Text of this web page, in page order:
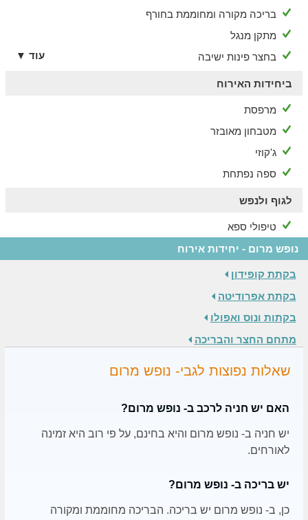
בריכה מקורה ומחוממת בחורף
מתקן מנגל
בחצר פינות ישיבה
עוד ▼
ביחידות האירוח
מרפסת
מטבחון מאובזר
ג'קוזי
ספה נפתחת
לגוף ולנפש
טיפולי ספא
נופש מרום - יחידות אירוח
בקתת קופידון
בקתת אפרודיטה
בקתות ונוס ואפולו
מתחם החצר והבריכה
שאלות נפוצות לגבי- נופש מרום
האם יש חניה לרכב ב- נופש מרום?
יש חניה ב- נופש מרום והיא בחינם, על פי רוב היא זמינה
לאורחים.
יש בריכה ב- נופש מרום?
כן, ב- נופש מרום יש בריכה. הבריכה מחוממת ומקורה